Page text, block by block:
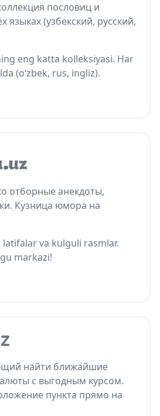
пословиц и
языках (узбекский, русский,
eng katta kolleksiyasi. Har
(o‘zbek, rus, ingliz).
отборные анекдоты,
Кузница юмора на
va kulguli rasmlar.
markazi!
найти ближайшие
с выгодным курсом.
пункта прямо на